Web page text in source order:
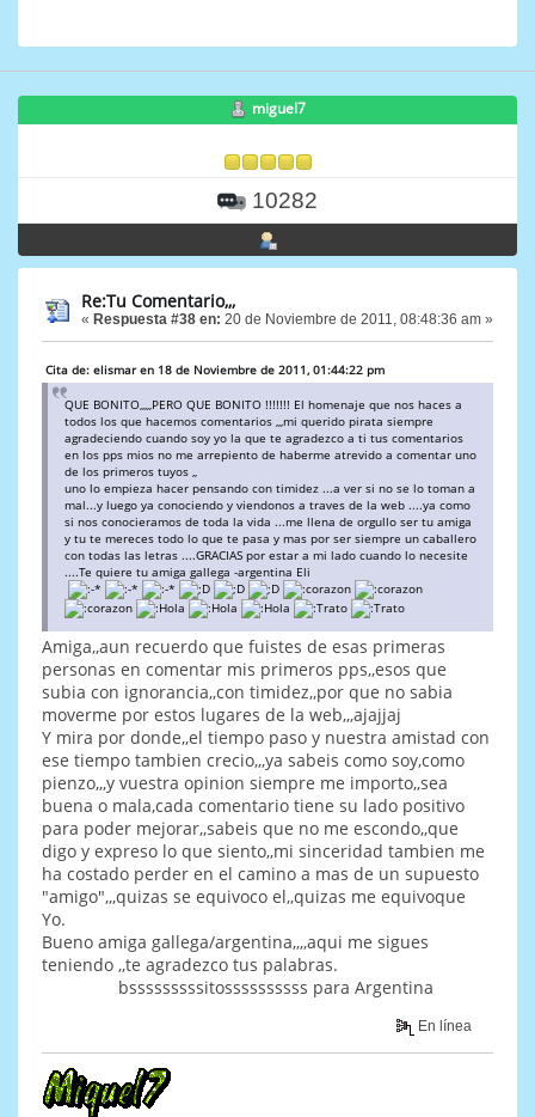
miguel7
10282
Re:Tu Comentario,,,
« Respuesta #38 en: 20 de Noviembre de 2011, 08:48:36 am »
Cita de: elismar en 18 de Noviembre de 2011, 01:44:22 pm
QUE BONITO,,,,,PERO QUE BONITO !!!!!!! El homenaje que nos haces a
todos los que hacemos comentarios ,,,mi querido pirata siempre
agradeciendo cuando soy yo la que te agradezco a ti tus comentarios
en los pps mios no me arrepiento de haberme atrevido a comentar uno
de los primeros tuyos ,,
uno lo empieza hacer pensando con timidez ...a ver si no se lo toman a
mal...y luego ya conociendo y viendonos a traves de la web ....ya como
si nos conocieramos de toda la vida ...me llena de orgullo ser tu amiga
y tu te mereces todo lo que te pasa y mas por ser siempre un caballero
con todas las letras ....GRACIAS por estar a mi lado cuando lo necesite
....Te quiere tu amiga gallega -argentina Eli
Amiga,,aun recuerdo que fuistes de esas primeras
personas en comentar mis primeros pps,,esos que
subia con ignorancia,,con timidez,,por que no sabia
moverme por estos lugares de la web,,,ajajjaj
Y mira por donde,,el tiempo paso y nuestra amistad con
ese tiempo tambien crecio,,,ya sabeis como soy,como
pienzo,,,y vuestra opinion siempre me importo,,sea
buena o mala,cada comentario tiene su lado positivo
para poder mejorar,,sabeis que no me escondo,,que
digo y expreso lo que siento,,mi sinceridad tambien me
ha costado perder en el camino a mas de un supuesto
"amigo",,,quizas se equivoco el,,quizas me equivoque
Yo.
Bueno amiga gallega/argentina,,,,aqui me sigues
teniendo ,,te agradezco tus palabras.
bsssssssssitossssssssss para Argentina
En línea